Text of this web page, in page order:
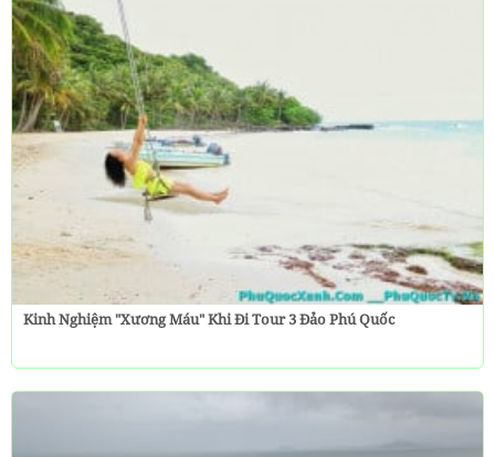
Kinh Nghiệm "Xương Máu" Khi Đi Tour 3 Đảo Phú Quốc